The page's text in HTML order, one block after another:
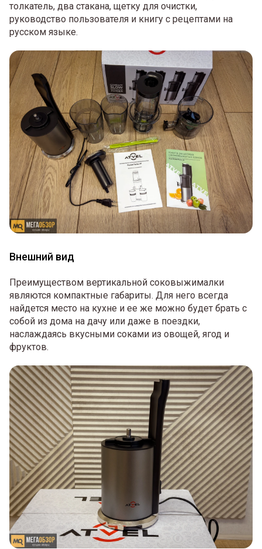
толкатель, два стакана, щетку для очистки,
руководство пользователя и книгу с рецептами на
русском языке.
Внешний вид
Преимуществом вертикальной соковыжималки
являются компактные габариты. Для него всегда
найдется место на кухне и ее же можно будет брать с
собой из дома на дачу или даже в поездки,
наслаждаясь вкусными соками из овощей, ягод и
фруктов.